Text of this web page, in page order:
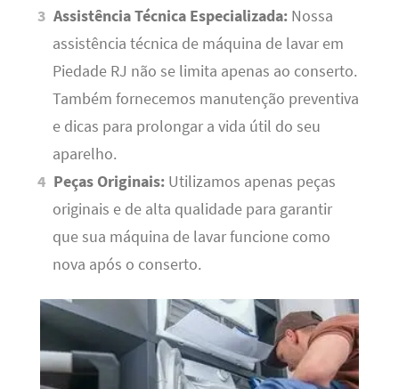
Assistência Técnica Especializada: Nossa
assistência técnica de máquina de lavar em
Piedade RJ não se limita apenas ao conserto.
Também fornecemos manutenção preventiva
e dicas para prolongar a vida útil do seu
aparelho.
Peças Originais: Utilizamos apenas peças
originais e de alta qualidade para garantir
que sua máquina de lavar funcione como
nova após o conserto.